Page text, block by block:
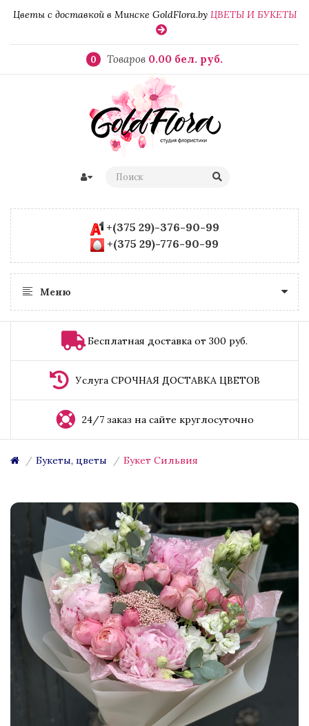
Цветы с доставкой в Минске GoldFlora.by ЦВЕТЫ И БУКЕТЫ
0 Товаров 0.00 бел. руб.
+(375 29)-376-90-99
+(375 29)-776-90-99
Меню
Бесплатная доставка от 300 руб.
Услуга СРОЧНАЯ ДОСТАВКА ЦВЕТОВ
24/7 заказ на сайте круглосуточно
Букеты, цветы Букет Сильвия